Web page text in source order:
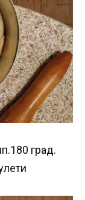
град.